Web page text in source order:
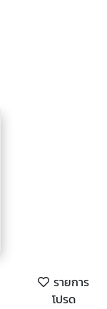
รายการ
โปรด